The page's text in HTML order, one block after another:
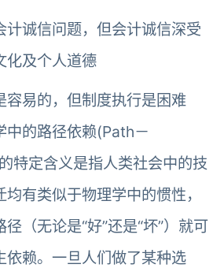
计诚信问题，但会计诚信深受
化及个人道德
容易的，但制度执行是困难
中的路径依赖(Path－
特定含义是指人类社会中的技
有类似于物理学中的惯性，
（无论是“好”还是“坏”）就可
依赖。一旦人们做了某种选